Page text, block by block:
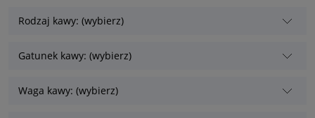
Rodzaj kawy: (wybierz)
Gatunek kawy: (wybierz)
Waga kawy: (wybierz)